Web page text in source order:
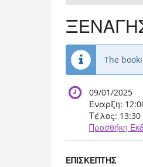
The
09/01/2025
Έναρξη:
Τέλος: 13:30
Προσθήκη
ΕΠΙΣΚΕΠΤΗΣ